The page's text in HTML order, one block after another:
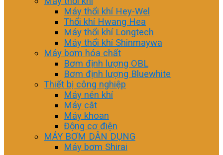
Máy thổi khí Hey-Wel
Thổi khí Hwang Hea
Máy thổi khí Longtech
Máy thổi khí Shinmaywa
Máy bơm hóa chất
Bơm định lượng OBL
Bơm định lượng Bluewhite
Thiết bị công nghiệp
Máy nén khí
Máy cắt
Máy khoan
Động cơ điện
MÁY BƠM DÂN DỤNG
Máy bơm Shirai